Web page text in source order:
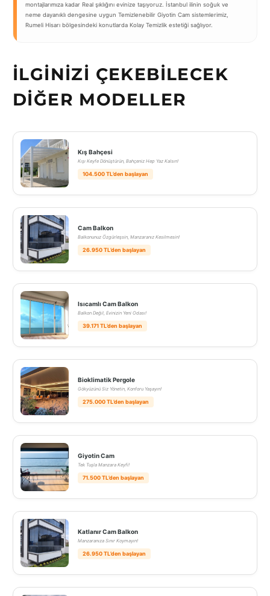
montajlarımıza kadar Real şıklığını evinize taşıyoruz. İstanbul ilinin soğuk ve
neme dayanıklı dengesine uygun Temizlenebilir Giyotin Cam sistemlerimiz,
Rumeli Hisarı bölgesindeki konutlarda Kolay Temizlik estetiği sağlıyor.
İLGINIZI ÇEKEBILECEK
DIĞER MODELLER
Kış Bahçesi
Kışı Keyfe Dönüştürün, Bahçeniz Hep Yaz Kalsın!
104.500 TL’den başlayan
Cam Balkon
Balkonunuz Özgürleşsin, Manzaranız Kesilmesin!
26.950 TL’den başlayan
Isıcamlı Cam Balkon
Balkon Değil, Evinizin Yeni Odası!
39.171 TL’den başlayan
Bioklimatik Pergole
Gökyüzünü Siz Yönetin, Konforu Yaşayın!
275.000 TL’den başlayan
Giyotin Cam
Tek Tuşla Manzara Keyfi!
71.500 TL’den başlayan
Katlanır Cam Balkon
Manzaranıza Sınır Koymayın!
26.950 TL’den başlayan